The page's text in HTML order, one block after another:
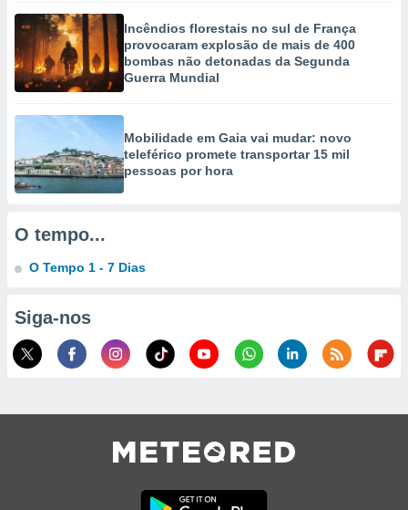
dados
e
Incêndios florestais no sul de França
provocaram explosão de mais de 400
bombas não detonadas da Segunda
Guerra Mundial
Mobilidade em Gaia vai mudar: novo
teleférico promete transportar 15 mil
pessoas por hora
O tempo...
O Tempo 1 - 7 Dias
Siga-nos